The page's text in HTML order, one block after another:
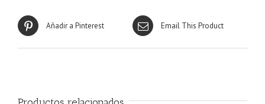
Añadir a Pinterest Email This Product